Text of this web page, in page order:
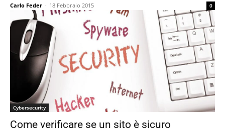
Carlo Feder - 18 Febbraio 2015 0
Cybersecurity
Come verificare se un sito è sicuro